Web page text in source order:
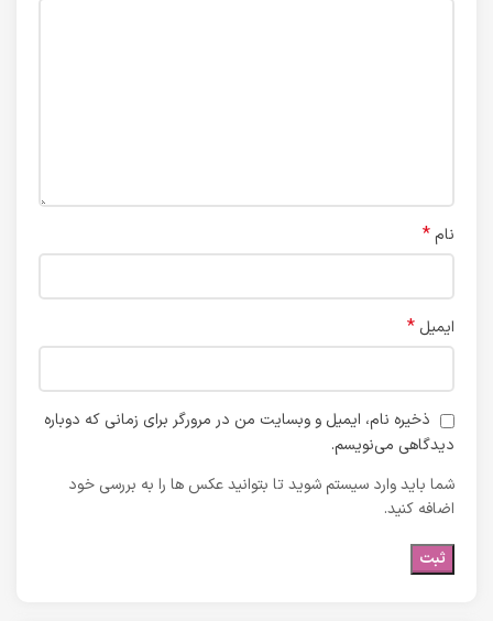
نام *
ایمیل *
ذخیره نام، ایمیل و وبسایت من در مرورگر برای زمانی که دوباره
دیدگاهی می‌نویسم.
شما باید وارد سیستم شوید تا بتوانید عکس ها را به بررسی خود
اضافه کنید.